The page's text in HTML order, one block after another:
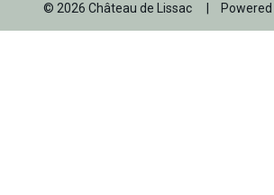
© 2026 Château de Lissac